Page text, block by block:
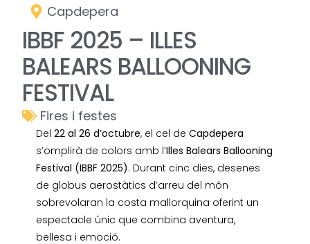
Capdepera
IBBF 2025 – ILLES
BALEARS BALLOONING
FESTIVAL
Fires i festes
Del22 al 26 d’octubre, el cel deCapdepera
s’omplirà de colors amb l’Illes Balears Ballooning
Festival (IBBF 2025). Durant cinc dies, desenes
de globus aerostàtics d’arreu del món
sobrevolaran la costa mallorquina oferint un
espectacle únic que combina aventura,
bellesa i emoció.